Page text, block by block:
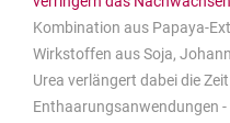
Kombination aus Papaya-
Wirkstoffen aus Soja,
Urea verlängert dabei die
Enthaarungsanwendungen